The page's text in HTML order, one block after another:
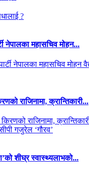
नेपालका महासचिव मोहन...
राजिनामा, क्रान्तिकारी...
शीघ्र स्वास्थ्यलाभको...